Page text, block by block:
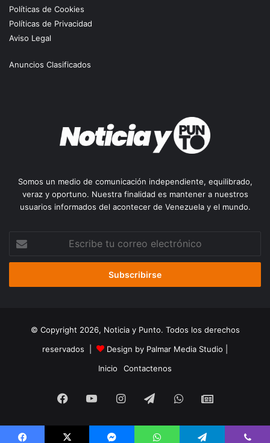
Políticas de Cookies
Políticas de Privacidad
Aviso Legal
Anuncios Clasificados
Somos un medio de comunicación independiente, equilibrado,
veraz y oportuno. Nuestra finalidad es mantener a nuestros
usuarios informados del acontecer de Venezuela y el mundo.
correo
© Copyright 2026, Noticia y Punto. Todos los derechos
reservados |
Design by Palmar Media Studio
Inicio
Contactenos
Facebook
YouTubeInstagramTelegramWhatsApp
Google
Noticias